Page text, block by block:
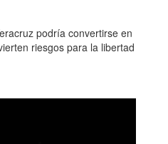
podría convertirse en
riesgos para la libertad